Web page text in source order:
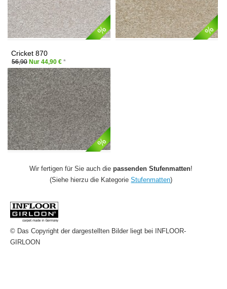
Cricket 870
56,90 Nur 44,90 € *
Wir fertigen für Sie auch diepassenden Stufenmatten!
(Siehe hierzu die KategorieStufenmatten)
© Das Copyright der dargestellten Bilder liegt bei INFLOOR-
GIRLOON